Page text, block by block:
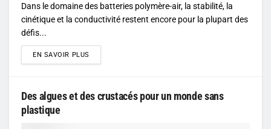
Dans le domaine des batteries polymère-air, la stabilité, la
cinétique et la conductivité restent encore pour la plupart des
défis...
EN SAVOIR PLUS
Des algues et des crustacés pour un monde sans
plastique